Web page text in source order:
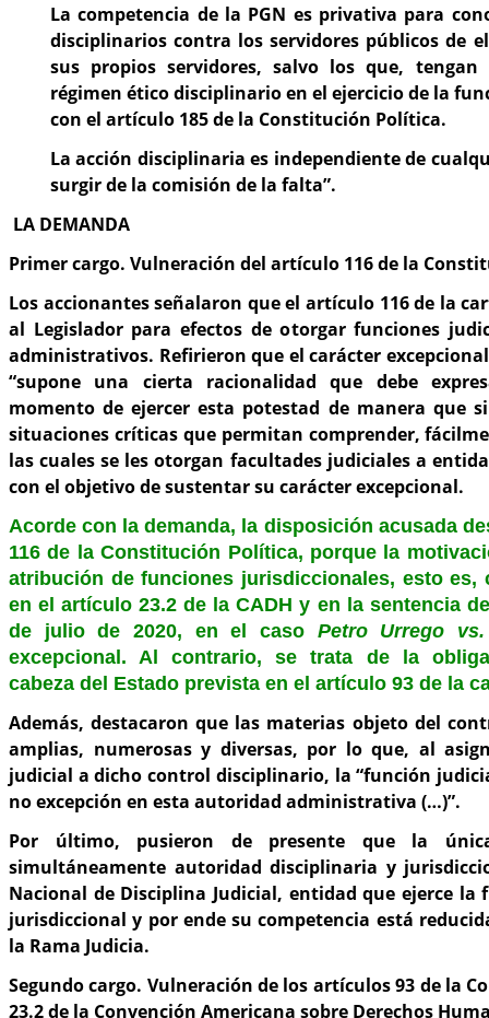
La competencia de la PGN es privativa para
disciplinarios contra los servidores públicos de
sus propios servidores, salvo los que,
régimen ético disciplinario en el ejercicio de la
con el artículo 185 de la Constitución Política.
La acción disciplinaria es independiente de
surgir de la comisión de la falta”.
LA DEMANDA
Primer cargo. Vulneración del artículo 116 de la
Los accionantes señalaron que el artículo 116 de la
al Legislador para efectos de otorgar funciones
administrativos. Refirieron que el carácter
“supone una cierta racionalidad que debe
momento de ejercer esta potestad de manera que
situaciones críticas que permitan comprender,
las cuales se les otorgan facultades judiciales a
con el objetivo de sustentar su carácter excepcional.
Acorde con la demanda, la disposición acusada
116 de la Constitución Política, porque la
atribución de funciones jurisdiccionales, esto es,
en el artículo 23.2 de la CADH y en la sentencia
de julio de 2020, en el caso Petro Urrego
excepcional. Al contrario, se trata de la
cabeza del Estado prevista en el artículo 93 de la
Además, destacaron que las materias objeto del
amplias, numerosas y diversas, por lo que, al
judicial a dicho control disciplinario, la “función
no excepción en esta autoridad administrativa (…)”.
Por último, pusieron de presente que la
simultáneamente autoridad disciplinaria y
Nacional de Disciplina Judicial, entidad que ejerce
jurisdiccional y por ende su competencia está
la Rama Judicia.
Segundo cargo. Vulneración de los artículos 93 de la
23.2 de la Convención Americana sobre Derechos